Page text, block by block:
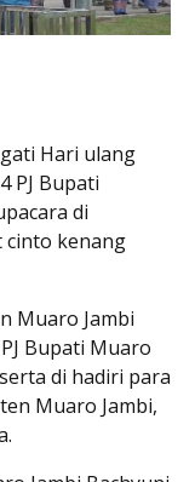
Hari ulang
PJ Bupati
di
kenang
Muaro Jambi
Bupati Muaro
di hadiri para
Muaro Jambi,